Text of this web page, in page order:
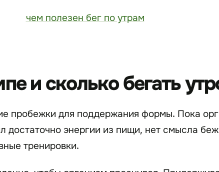
и сколько бегать
пробежки для поддержания формы. Пока
достаточно энергии из пищи, нет смысла
тренировки.